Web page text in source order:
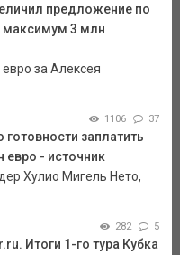
предложение по
максимум 3 млн
за Алексея
1106 37
заплатить
евро - источник
Хулио Мигель Нето,
282 5
Итоги 1-го тура Кубка